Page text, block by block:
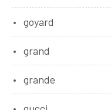
goyard
grand
grande